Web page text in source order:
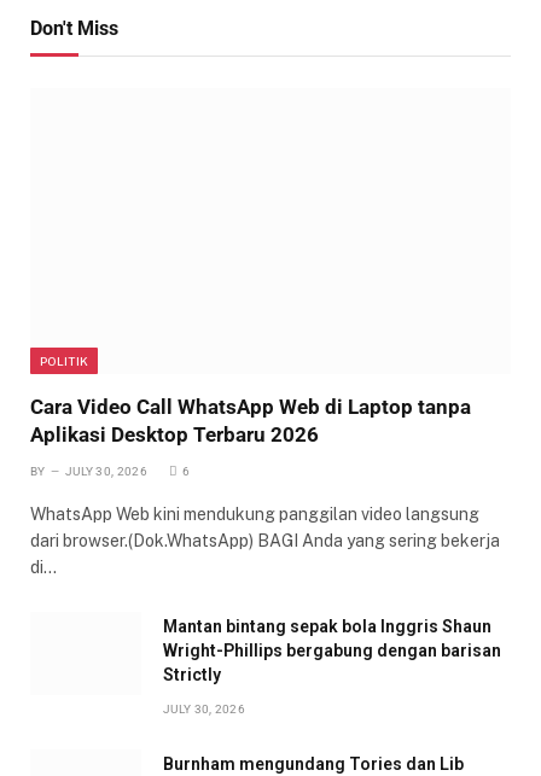
Don't Miss
POLITIK
Cara Video Call WhatsApp Web di Laptop tanpa
Aplikasi Desktop Terbaru 2026
BY JULY 30, 2026 6
WhatsApp Web kini mendukung panggilan video langsung
dari browser.(Dok.WhatsApp) BAGI Anda yang sering bekerja
di…
Mantan bintang sepak bola Inggris Shaun
Wright-Phillips bergabung dengan barisan
Strictly
JULY 30, 2026
Burnham mengundang Tories dan Lib